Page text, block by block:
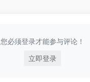
您必须登录才能参与评论！
立即登录